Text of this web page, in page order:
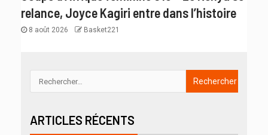
relance, Joyce Kagiri entre dans l’histoire
8 août 2026 Basket221
ARTICLES RÉCENTS